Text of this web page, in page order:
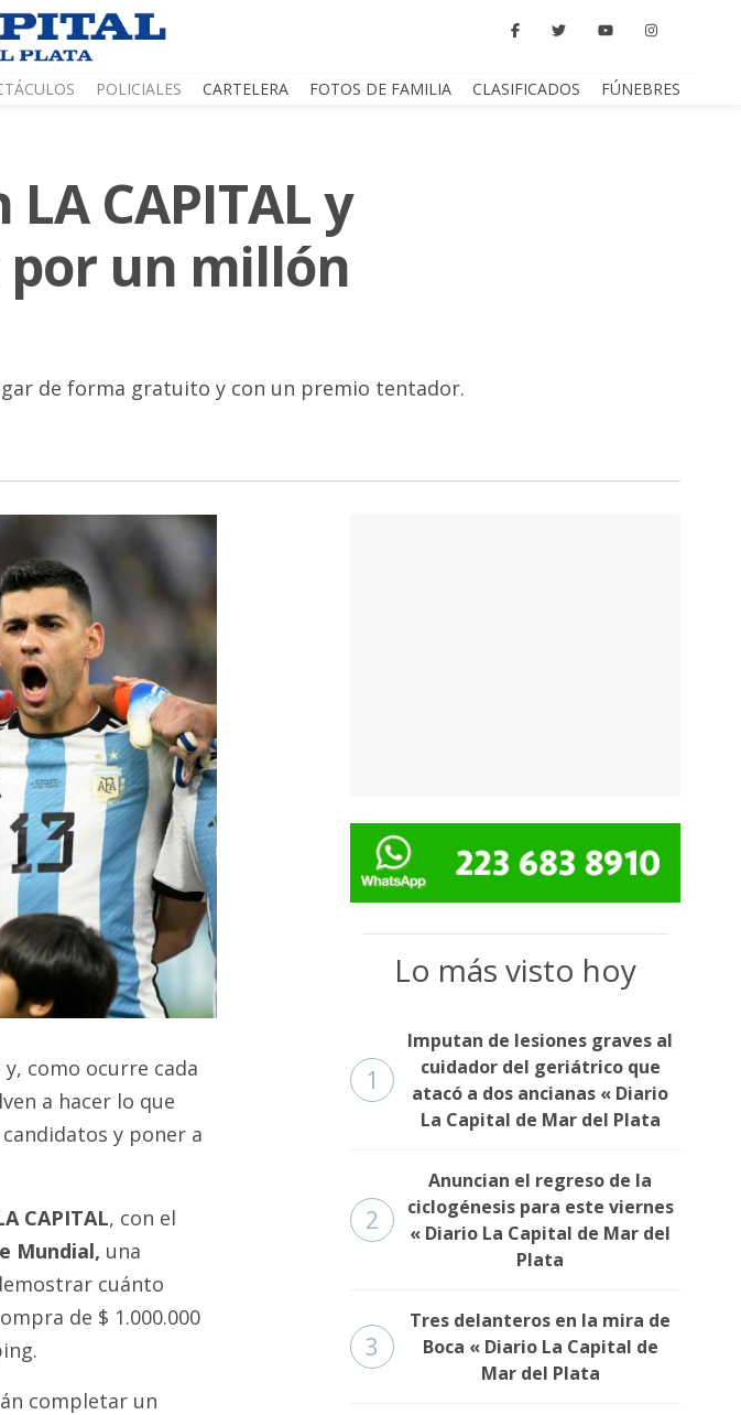
POLICIALES CARTELERA FOTOS DE FAMILIA CLASIFICADOS FÚNEBRES
CAPITAL y
por un millón
de forma gratuito y con un premio tentador.
como ocurre cada
a hacer lo que
y poner a
CAPITAL, con el
Mundial, una
cuánto
de $ 1.000.000
completar un
Lo más visto hoy
1
Imputan de lesiones graves al
cuidador del geriátrico que
atacó a dos ancianas « Diario
La Capital de Mar del Plata
2
Anuncian el regreso de la
ciclogénesis para este viernes
« Diario La Capital de Mar del
Plata
3
Tres delanteros en la mira de
Boca « Diario La Capital de
Mar del Plata